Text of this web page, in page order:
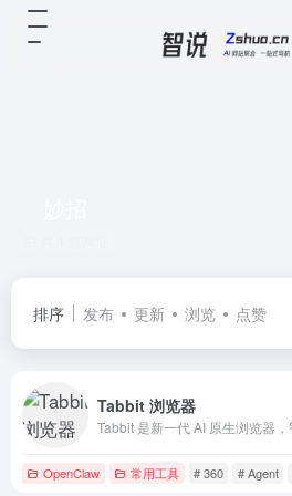
排序 发布 更新 浏览 点赞
Tabbit 浏览器
OpenClaw 常用工具 # 360 # Agent